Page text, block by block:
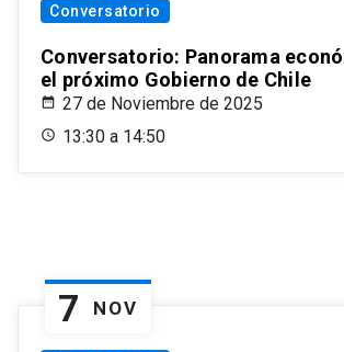
Conversatorio
Conversatorio: Panorama
el próximo Gobierno de Chile
27 de Noviembre de 2025
13:30 a 14:50
7 NOV